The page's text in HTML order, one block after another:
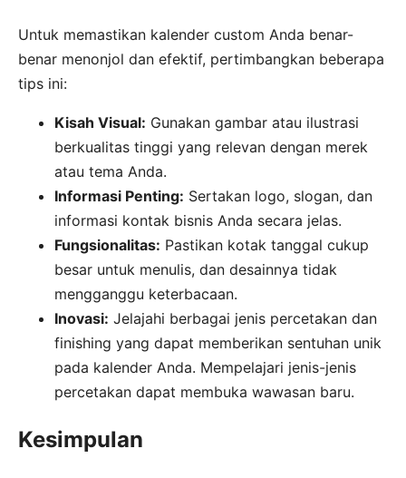
Untuk memastikan kalender custom Anda benar-
benar menonjol dan efektif, pertimbangkan beberapa
tips ini:
Kisah Visual: Gunakan gambar atau ilustrasi
berkualitas tinggi yang relevan dengan merek
atau tema Anda.
Informasi Penting: Sertakan logo, slogan, dan
informasi kontak bisnis Anda secara jelas.
Fungsionalitas: Pastikan kotak tanggal cukup
besar untuk menulis, dan desainnya tidak
mengganggu keterbacaan.
Inovasi: Jelajahi berbagai jenis percetakan dan
finishing yang dapat memberikan sentuhan unik
pada kalender Anda. Mempelajari jenis-jenis
percetakan dapat membuka wawasan baru.
Kesimpulan